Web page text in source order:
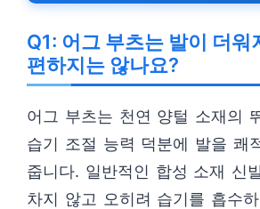
Q1: 어그 부츠는 발이 더워
편하지는 않나요?
어그 부츠는 천연 양털 소재의
습기 조절 능력 덕분에 발을 쾌
줍니다. 일반적인 합성 소재 신
차지 않고 오히려 습기를 흡수